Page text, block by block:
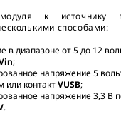
к источнику
способами:
в диапазоне от 5 до 12
;
напряжение 5
или контактVUSB;
напряжение 3,3 В
.